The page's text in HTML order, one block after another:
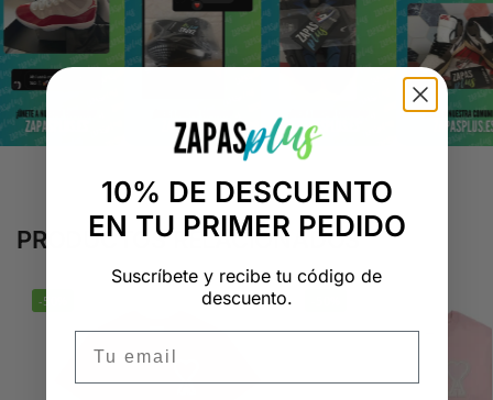
PRODUCTOS RELACIONADOS
-50%
10% DE DESCUENTO
EN TU PRIMER PEDIDO
Suscríbete y recibe tu código de
descuento.